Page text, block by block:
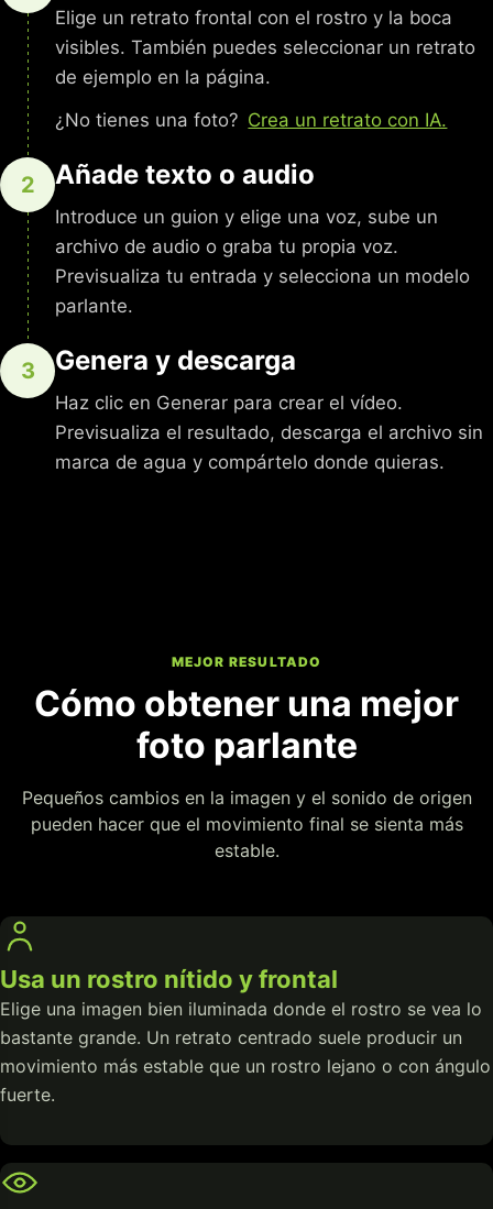
Elige un retrato frontal con el rostro y la boca
visibles. También puedes seleccionar un retrato
de ejemplo en la página.
¿No tienes una foto? Crea un retrato con IA.
2 Añade texto o audio
Introduce un guion y elige una voz, sube un
archivo de audio o graba tu propia voz.
Previsualiza tu entrada y selecciona un modelo
parlante.
3 Genera y descarga
Haz clic en Generar para crear el vídeo.
Previsualiza el resultado, descarga el archivo sin
marca de agua y compártelo donde quieras.
MEJOR RESULTADO
Cómo obtener una mejor
foto parlante
Pequeños cambios en la imagen y el sonido de origen
pueden hacer que el movimiento final se sienta más
estable.
Usa un rostro nítido y frontal
Elige una imagen bien iluminada donde el rostro se vea lo
bastante grande. Un retrato centrado suele producir un
movimiento más estable que un rostro lejano o con ángulo
fuerte.